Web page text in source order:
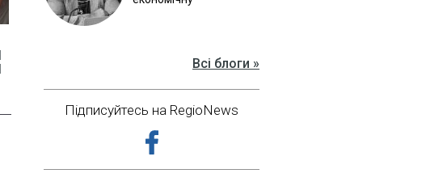
Всі блоги »
Підписуйтесь на RegioNews